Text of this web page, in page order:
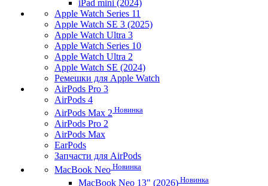
iPad mini (2024)
Apple Watch Series 11
Apple Watch SE 3 (2025)
Apple Watch Ultra 3
Apple Watch Series 10
Apple Watch Ultra 2
Apple Watch SE (2024)
Ремешки для Apple Watch
AirPods Pro 3
AirPods 4
AirPods Max 2 Новинка
AirPods Pro 2
AirPods Max
EarPods
Запчасти для AirPods
MacBook Neo Новинка
MacBook Neo 13" (2026) Новинка